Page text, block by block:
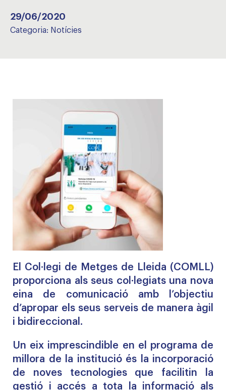
29/06/2020
Categoria: Notícies
El Col·legi de Metges de Lleida (COMLL)
proporciona als seus col·legiats una nova
eina de comunicació amb l’objectiu
d’apropar els seus serveis de manera àgil
i bidireccional.
Un eix imprescindible en el programa de
millora de la institució és la incorporació
de noves tecnologies que facilitin la
gestió i accés a tota la informació als